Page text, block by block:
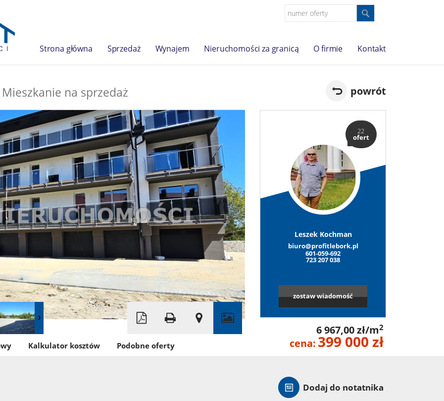
Strona główna Sprzedaż Wynajem Nieruchomości za granicą O firmie Kontakt
Mieszkanie na sprzedaż powrót
©OpenStreetMap contributors
22
ofert
Leszek Kochman
biuro@profitlebork.pl
601-059-692
723 207 038
zostaw wiadomość
6 967,00 zł/m2
cena: 399 000 zł
Dodaj do notatnika
Kalkulator kosztów Podobne oferty